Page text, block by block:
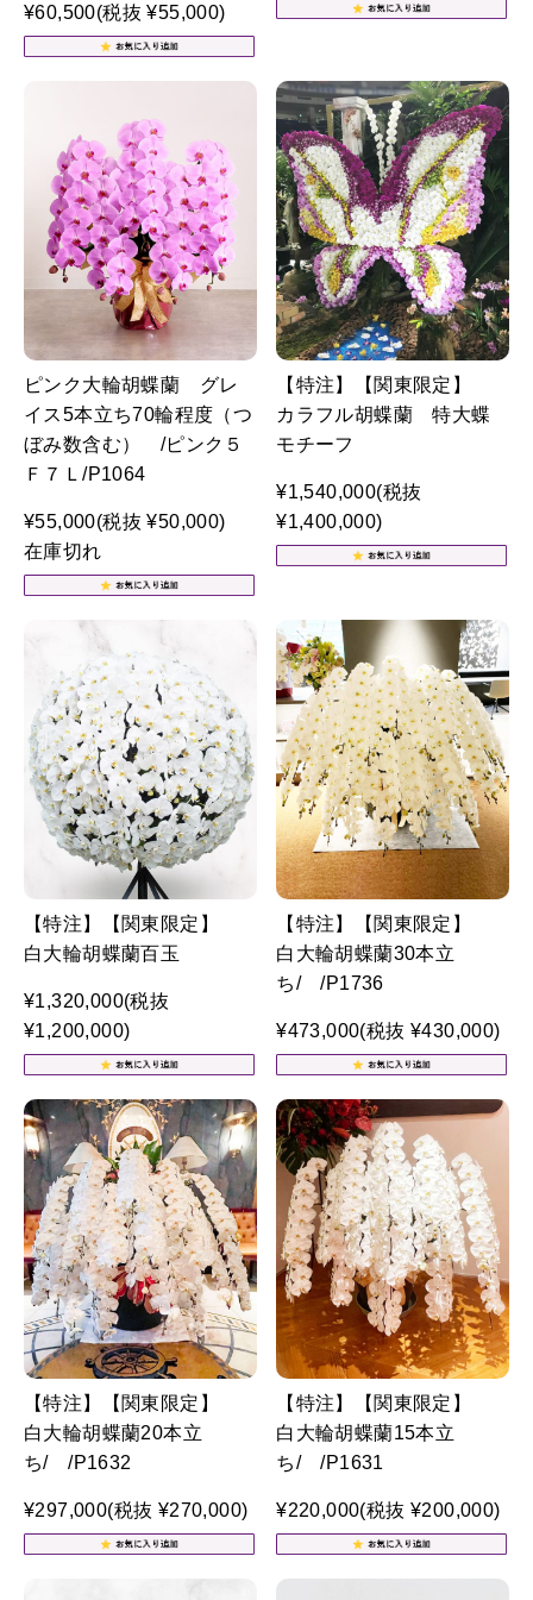
¥60,500(税抜 ¥55,000)
ピンク大輪胡蝶蘭 グレ
イス5本立ち70輪程度（つ
ぼみ数含む） /ピンク５
Ｆ７Ｌ/P1064
¥55,000(税抜 ¥50,000)
在庫切れ
【特注】【関東限定】
カラフル胡蝶蘭 特大蝶
モチーフ
¥1,540,000(税抜
¥1,400,000)
【特注】【関東限定】
白大輪胡蝶蘭百玉
¥1,320,000(税抜
¥1,200,000)
【特注】【関東限定】
白大輪胡蝶蘭30本立
ち/ /P1736
¥473,000(税抜 ¥430,000)
【特注】【関東限定】
白大輪胡蝶蘭20本立
ち/ /P1632
¥297,000(税抜 ¥270,000)
【特注】【関東限定】
白大輪胡蝶蘭15本立
ち/ /P1631
¥220,000(税抜 ¥200,000)